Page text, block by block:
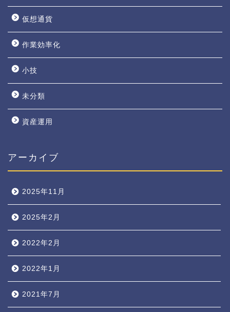
仮想通貨
作業効率化
小技
未分類
資産運用
アーカイブ
2025年11月
2025年2月
2022年2月
2022年1月
2021年7月